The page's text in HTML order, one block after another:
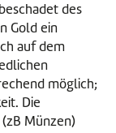
des
Gold ein
auf dem
möglich;
Die
Münzen)